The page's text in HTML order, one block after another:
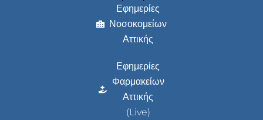
Εφημερίες
Νοσοκομείων
Αττικής
Εφημερίες
Φαρμακείων
Αττικής
(Live)